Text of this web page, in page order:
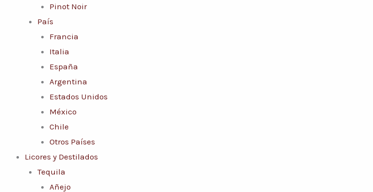
Pinot Noir
País
Francia
Italia
España
Argentina
Estados Unidos
México
Chile
Otros Países
Licores y Destilados
Tequila
Añejo